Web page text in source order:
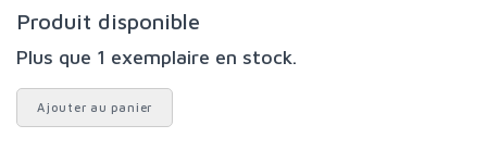
Produit disponible
Plus que 1 exemplaire en stock.
Ajouter au panier